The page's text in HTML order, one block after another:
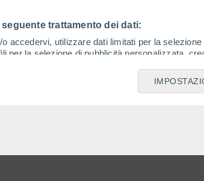
trattamento dei dati:
accedervi, utilizzare dati limitati per la
per la selezione di pubblicità personalizzata,
pubblico attraverso statistiche o la
dati limitati per la selezione dei contenuti.